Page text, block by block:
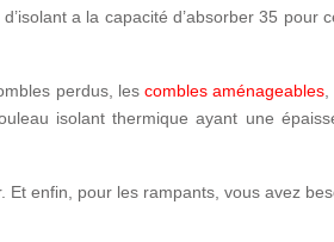
a la capacité d’absorber 35 pour
perdus, les combles aménageables,
isolant thermique ayant une
. Et enfin, pour les rampants, vous avez